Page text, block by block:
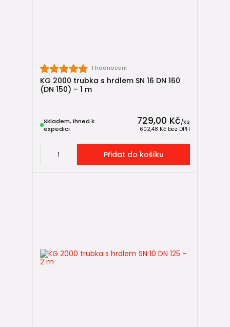
1 hodnocení
KG 2000 trubka s hrdlem SN 16 DN 160
(DN 150) – 1 m
729,00 Kč/ks
602,48 Kč bez DPH
Skladem, ihned k
expedici
Přidat do košíku